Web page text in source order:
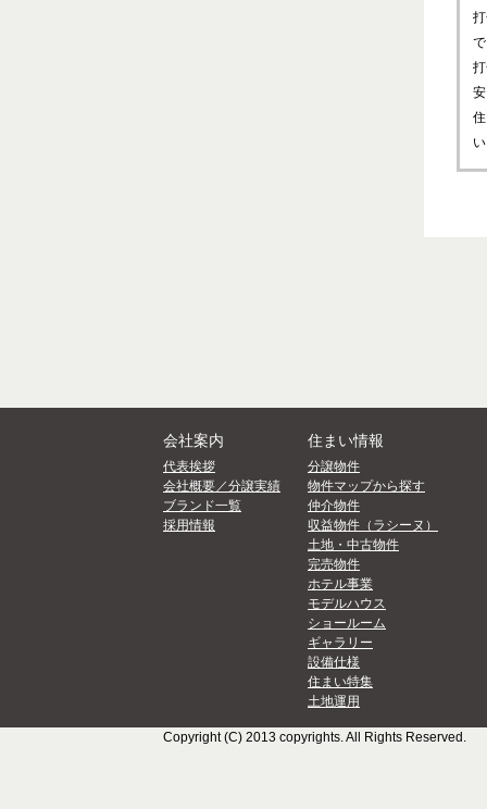
会社案内
代表挨拶
会社概要／分譲実績
ブランド一覧
採用情報
住まい情報
分譲物件
物件マップから探す
仲介物件
収益物件（ラシーヌ）
土地・中古物件
完売物件
ホテル事業
モデルハウス
ショールーム
ギャラリー
設備仕様
住まい特集
土地運用
Copyright (C) 2013 copyrights. All Rights Reserved.